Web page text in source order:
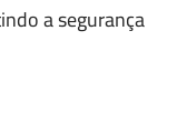
a segurança